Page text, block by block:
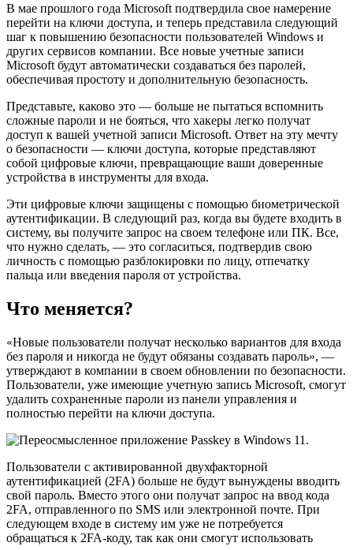
В мае прошлого года Microsoft подтвердила свое намерение
перейти на ключи доступа, и теперь представила следующий
шаг к повышению безопасности пользователей Windows и
других сервисов компании. Все новые учетные записи
Microsoft будут автоматически создаваться без паролей,
обеспечивая простоту и дополнительную безопасность.
Представьте, каково это — больше не пытаться вспомнить
сложные пароли и не бояться, что хакеры легко получат
доступ к вашей учетной записи Microsoft. Ответ на эту мечту
о безопасности — ключи доступа, которые представляют
собой цифровые ключи, превращающие ваши доверенные
устройства в инструменты для входа.
Эти цифровые ключи защищены с помощью биометрической
аутентификации. В следующий раз, когда вы будете входить в
систему, вы получите запрос на своем телефоне или ПК. Все,
что нужно сделать, — это согласиться, подтвердив свою
личность с помощью разблокировки по лицу, отпечатку
пальца или введения пароля от устройства.
Что меняется?
«Новые пользователи получат несколько вариантов для входа
без пароля и никогда не будут обязаны создавать пароль», —
утверждают в компании в своем обновлении по безопасности.
Пользователи, уже имеющие учетную запись Microsoft, смогут
удалить сохраненные пароли из панели управления и
полностью перейти на ключи доступа.
Пользователи с активированной двухфакторной
аутентификацией (2FA) больше не будут вынуждены вводить
свой пароль. Вместо этого они получат запрос на ввод кода
2FA, отправленного по SMS или электронной почте. При
следующем входе в систему им уже не потребуется
обращаться к 2FA-коду, так как они смогут использовать